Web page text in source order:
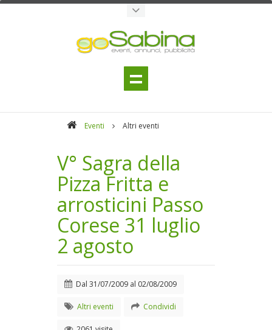
Eventi Altri eventi
V° Sagra della
Pizza Fritta e
arrosticini Passo
Corese 31 luglio
2 agosto
Dal 31/07/2009 al 02/08/2009
Altri eventi Condividi